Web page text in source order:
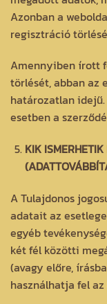
Azonban a
regisztráció
Amennyiben írott
törlését, abban az
határozatlan
esetben a
KIK
A Tulajdonos
adatait az
egyéb
két fél közötti
(avagy előre,
használhatja fel